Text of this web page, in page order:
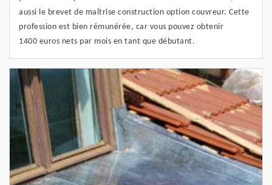
aussi le brevet de maîtrise construction option couvreur. Cette
profession est bien rémunérée, car vous pouvez obtenir
1400 euros nets par mois en tant que débutant.